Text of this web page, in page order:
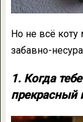
Но не всё
забавно-
1. Когда
прекрасный